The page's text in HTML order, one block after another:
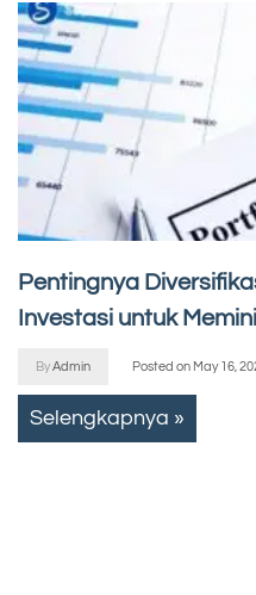
Pentingnya
Investasi untuk
ByAdmin Posted on May 16,
Selengkapnya »